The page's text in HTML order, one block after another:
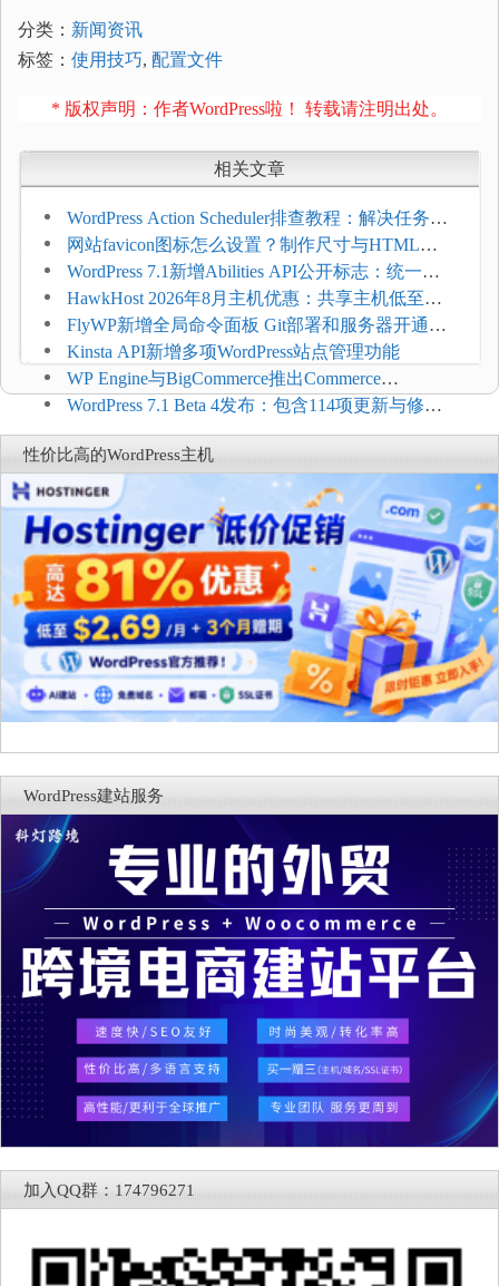
分类： 新闻资讯
标签： 使用技巧, 配置文件
* 版权声明：作者WordPress啦！ 转载请注明出处。
相关文章
WordPress Action Scheduler排查教程：解决任务积
压和订单延迟
网站favicon图标怎么设置？制作尺寸与HTML添
加方法
WordPress 7.1新增Abilities API公开标志：统一支
持REST API、MCP与AI代理
HawkHost 2026年8月主机优惠：共享主机低至
$2.61/月，高性能主机同步折扣
FlyWP新增全局命令面板 Git部署和服务器开通更
方便
Kinsta API新增多项WordPress站点管理功能
WP Engine与BigCommerce推出Commerce
Connect：WordPress商店可保留前台体验并扩展电
商能力
WordPress 7.1 Beta 4发布：包含114项更新与修
复，仅建议在测试环境体验
性价比高的WordPress主机
WordPress建站服务
加入QQ群：174796271